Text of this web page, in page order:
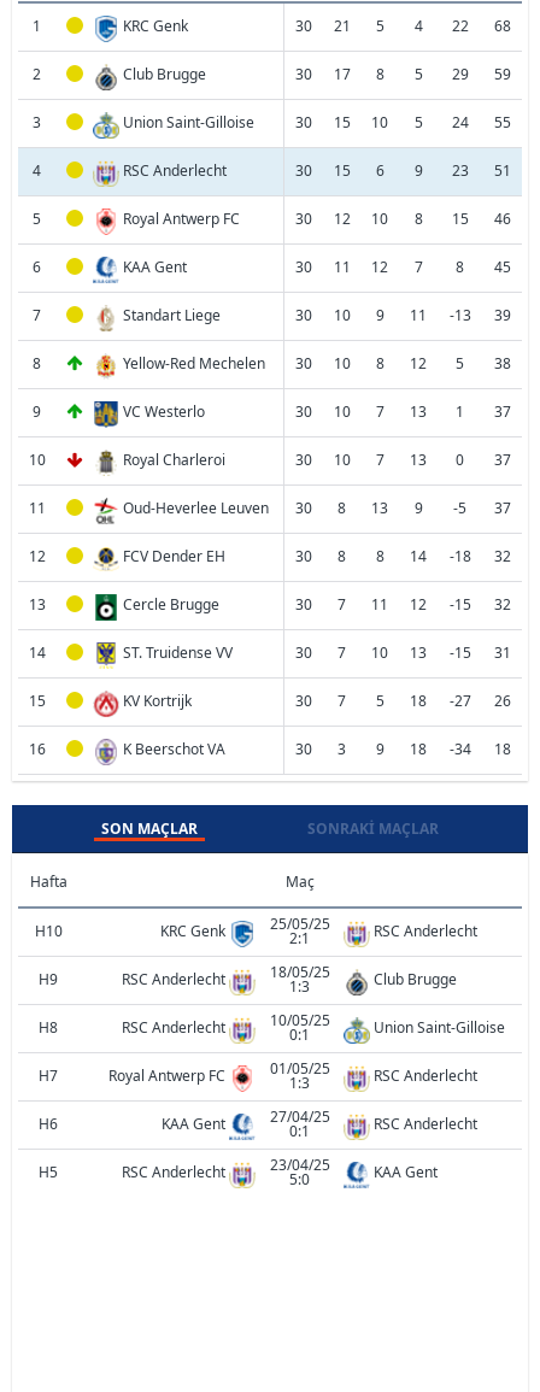
1 KRC Genk 30 21 5 4 22 68
2 Club Brugge 30 17 8 5 29 59
3 Union Saint-Gilloise 30 15 10 5 24 55
4 RSC Anderlecht 30 15 6 9 23 51
5 Royal Antwerp FC 30 12 10 8 15 46
6 KAA Gent 30 11 12 7 8 45
7 Standart Liege 30 10 9 11 -13 39
8 Yellow-Red Mechelen 30 10 8 12 5 38
9 VC Westerlo 30 10 7 13 1 37
10 Royal Charleroi 30 10 7 13 0 37
11 Oud-Heverlee Leuven 30 8 13 9 -5 37
12 FCV Dender EH 30 8 8 14 -18 32
13 Cercle Brugge 30 7 11 12 -15 32
14 ST. Truidense VV 30 7 10 13 -15 31
15 KV Kortrijk 30 7 5 18 -27 26
16 K Beerschot VA 30 3 9 18 -34 18
SON MAÇLAR SONRAKI MAÇLAR
Hafta Maç
H10 KRC Genk 25/05/25
2:1 RSC Anderlecht
H9 RSC Anderlecht 18/05/25
1:3 Club Brugge
H8 RSC Anderlecht 10/05/25
0:1 Union Saint-Gilloise
H7 Royal Antwerp FC 01/05/25
1:3 RSC Anderlecht
H6 KAA Gent 27/04/25
0:1 RSC Anderlecht
H5 RSC Anderlecht 23/04/25
5:0 KAA Gent